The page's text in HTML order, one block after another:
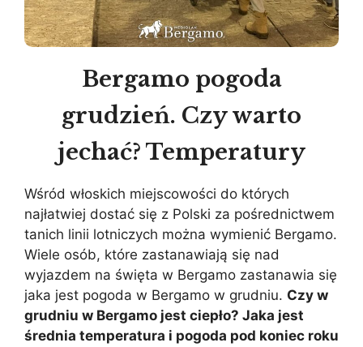
Bergamo pogoda
grudzień. Czy warto
jechać? Temperatury
Wśród włoskich miejscowości do których
najłatwiej dostać się z Polski za pośrednictwem
tanich linii lotniczych można wymienić Bergamo.
Wiele osób, które zastanawiają się nad
wyjazdem na święta w Bergamo zastanawia się
jaka jest pogoda w Bergamo w grudniu. Czy w
grudniu w Bergamo jest ciepło? Jaka jest
średnia temperatura i pogoda pod koniec roku